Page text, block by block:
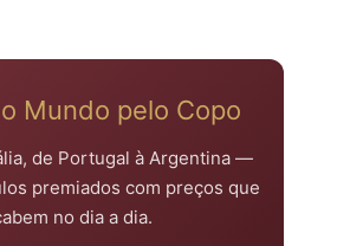
Mundo pelo Copo
de Portugal à Argentina —
premiados com preços que
no dia a dia.